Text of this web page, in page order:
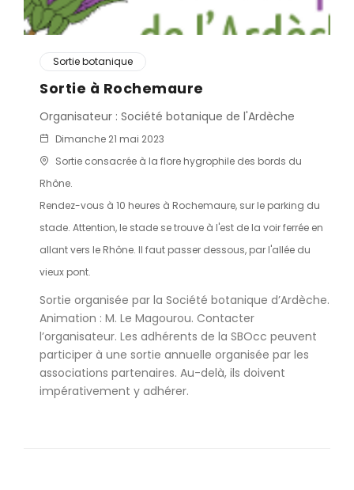
Sortie botanique
Sortie à Rochemaure
Organisateur : Société botanique de l'Ardèche
Dimanche 21 mai 2023
Sortie consacrée à la flore hygrophile des bords du
Rhône.
Rendez-vous à 10 heures à Rochemaure, sur le parking du
stade. Attention, le stade se trouve à l'est de la voir ferrée en
allant vers le Rhône. Il faut passer dessous, par l'allée du
vieux pont.
Sortie organisée par la Société botanique d’Ardèche.
Animation : M. Le Magourou. Contacter
l’organisateur. Les adhérents de la SBOcc peuvent
participer à une sortie annuelle organisée par les
associations partenaires. Au-delà, ils doivent
impérativement y adhérer.